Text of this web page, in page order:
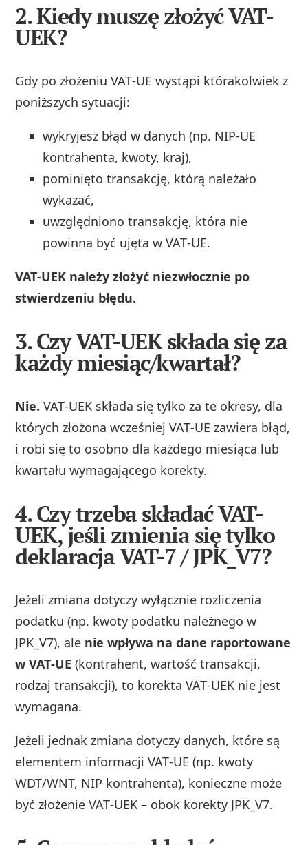
2. Kiedy muszę złożyć VAT-
UEK?
Gdy po złożeniu VAT‑UE wystąpi którakolwiek z
poniższych sytuacji:
wykryjesz błąd w danych (np. NIP‑UE
kontrahenta, kwoty, kraj),
pominięto transakcję, którą należało
wykazać,
uwzględniono transakcję, która nie
powinna być ujęta w VAT‑UE.
VAT‑UEK należy złożyć niezwłocznie po
stwierdzeniu błędu.
3. Czy VAT-UEK składa się za
każdy miesiąc/kwartał?
Nie. VAT‑UEK składa się tylko za te okresy, dla
których złożona wcześniej VAT‑UE zawiera błąd,
i robi się to osobno dla każdego miesiąca lub
kwartału wymagającego korekty.
4. Czy trzeba składać VAT-
UEK, jeśli zmienia się tylko
deklaracja VAT-7 / JPK_V7?
Jeżeli zmiana dotyczy wyłącznie rozliczenia
podatku (np. kwoty podatku należnego w
JPK_V7), ale nie wpływa na dane raportowane
w VAT‑UE (kontrahent, wartość transakcji,
rodzaj transakcji), to korekta VAT‑UEK nie jest
wymagana.
Jeżeli jednak zmiana dotyczy danych, które są
elementem informacji VAT‑UE (np. kwoty
WDT/WNT, NIP kontrahenta), konieczne może
być złożenie VAT‑UEK – obok korekty JPK_V7.